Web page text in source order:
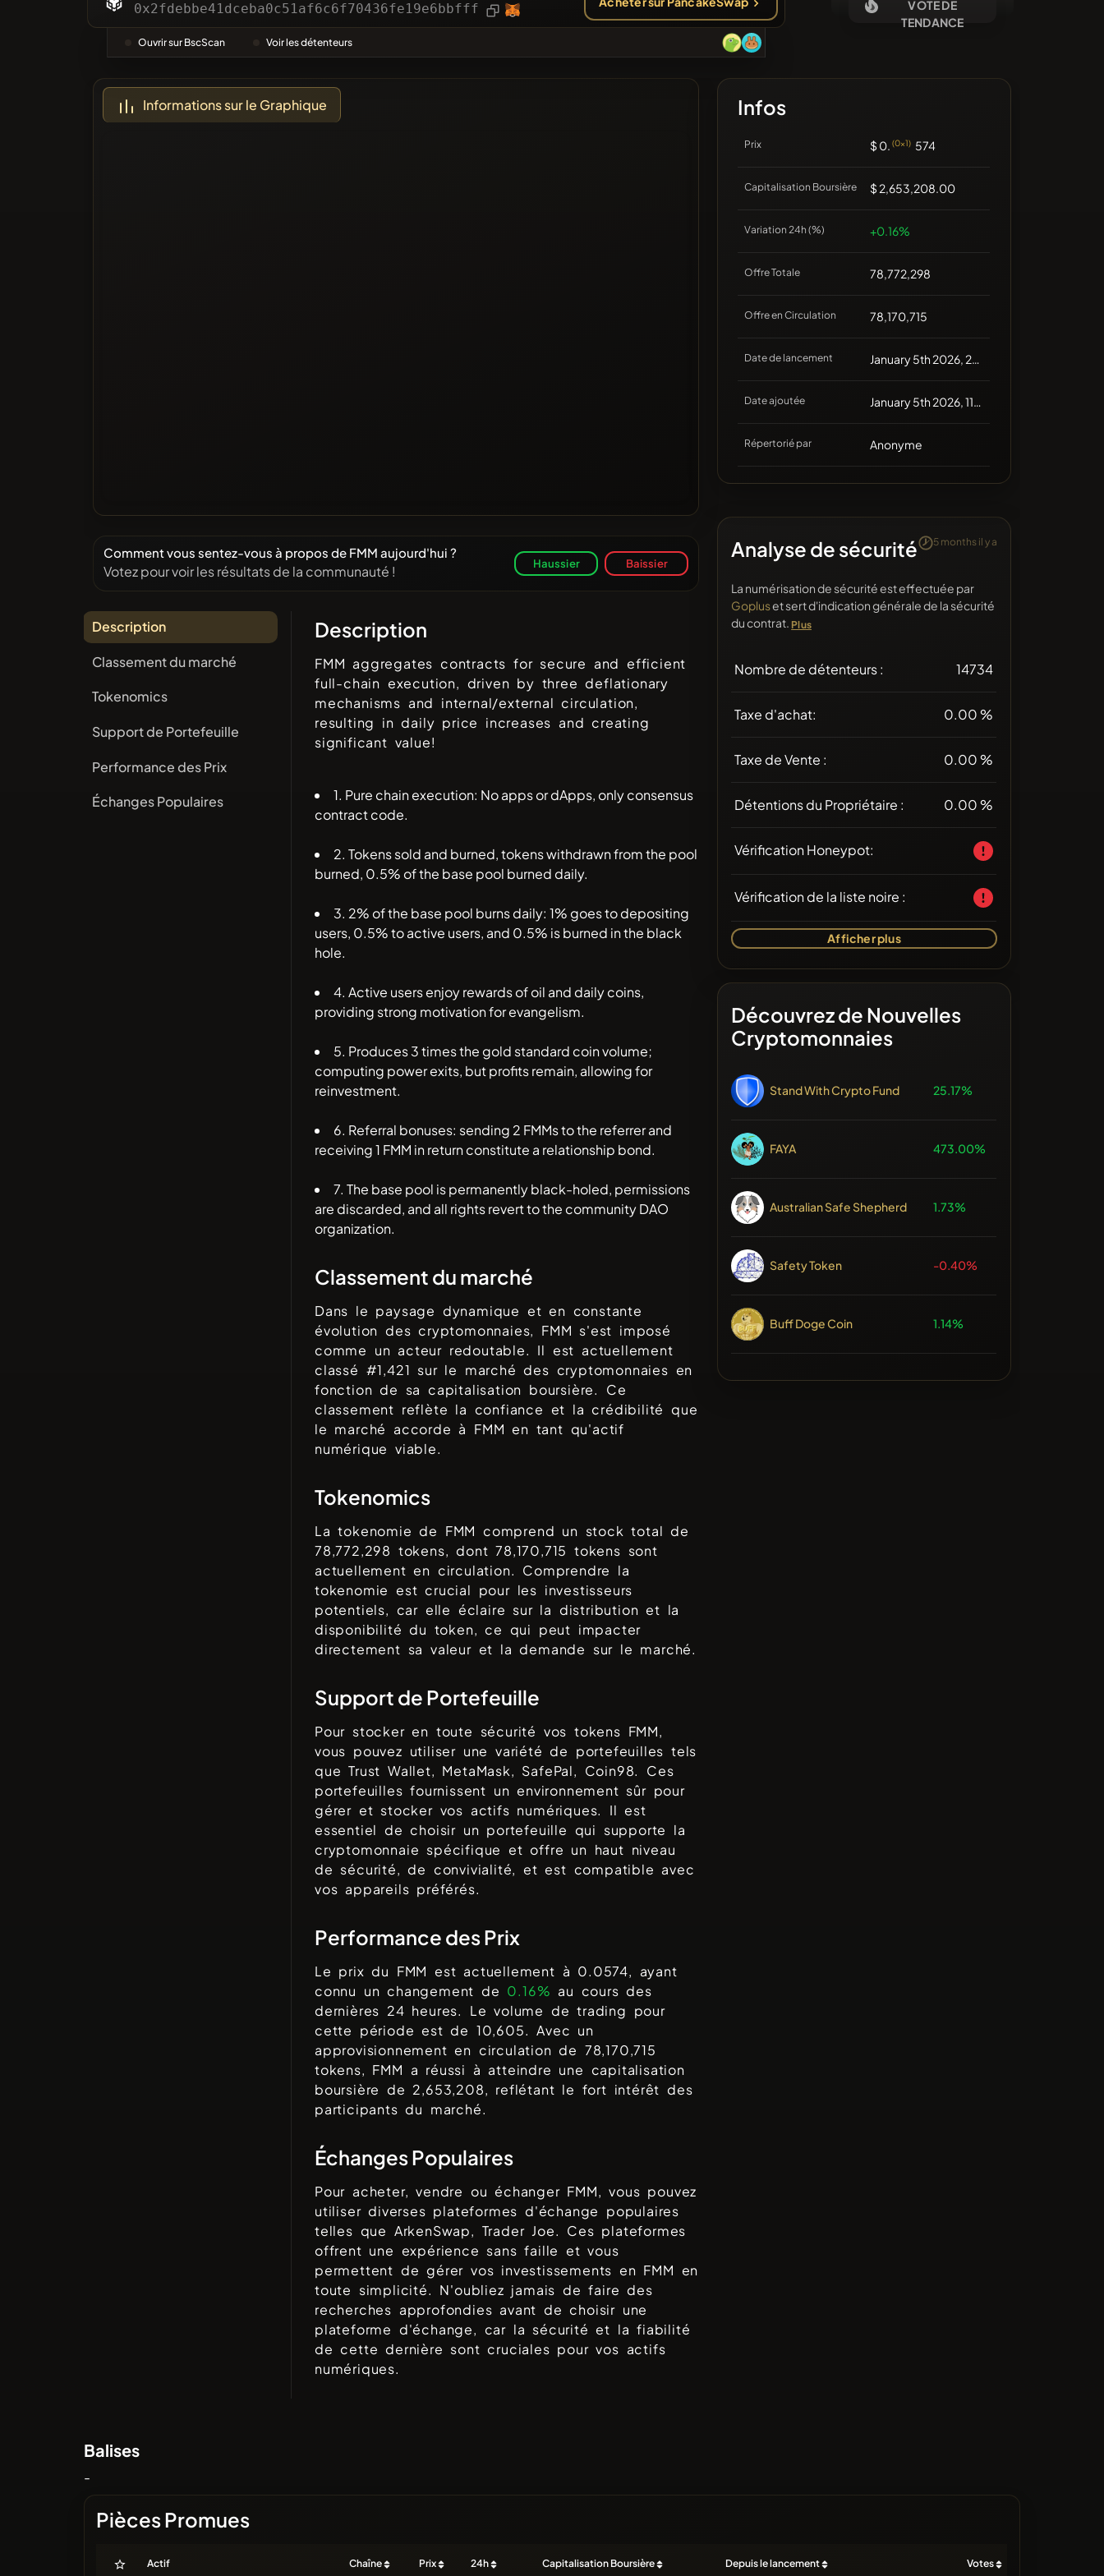
Catégories
Le Plus Voté
Sur liste noire
Article ❌Aucune pièce récente
0x2fdebbe41dceba0c51af6c6f70436fe19e6bbfff
Ouvrir sur BscScan Voir les détenteurs
VOTE DE
TENDANCE
Informations sur le Graphique
Comment vous sentez-vous à propos de FMM aujourd'hui ?
Votez pour voir les résultats de la communauté ! Haussier Baissier
Description
Classement du marché
Tokenomics
Support de Portefeuille
Performance des Prix
Échanges Populaires
Description
FMM aggregates contracts for secure and efficient
full-chain execution, driven by three deflationary
mechanisms and internal/external circulation,
resulting in daily price increases and creating
significant value!
1. Pure chain execution: No apps or dApps, only consensus
contract code.
2. Tokens sold and burned, tokens withdrawn from the pool
burned, 0.5% of the base pool burned daily.
3. 2% of the base pool burns daily: 1% goes to depositing
users, 0.5% to active users, and 0.5% is burned in the black
hole.
4. Active users enjoy rewards of oil and daily coins,
providing strong motivation for evangelism.
5. Produces 3 times the gold standard coin volume;
computing power exits, but profits remain, allowing for
reinvestment.
6. Referral bonuses: sending 2 FMMs to the referrer and
receiving 1 FMM in return constitute a relationship bond.
7. The base pool is permanently black-holed, permissions
are discarded, and all rights revert to the community DAO
organization.
Classement du marché
Dans le paysage dynamique et en constante
évolution des cryptomonnaies, FMM s'est imposé
comme un acteur redoutable. Il est actuellement
classé #1,421 sur le marché des cryptomonnaies en
fonction de sa capitalisation boursière. Ce
classement reflète la confiance et la crédibilité que
le marché accorde à FMM en tant qu'actif
numérique viable.
Tokenomics
La tokenomie de FMM comprend un stock total de
78,772,298 tokens, dont78,170,715 tokens sont
actuellement en circulation. Comprendre la
tokenomie est crucial pour les investisseurs
potentiels, car elle éclaire sur la distribution et la
disponibilité du token, ce qui peut impacter
directement sa valeur et la demande sur le marché.
Support de Portefeuille
Pour stocker en toute sécurité vos tokens FMM,
vous pouvez utiliser une variété de portefeuilles tels
queTrust Wallet, MetaMask, SafePal, Coin98. Ces
portefeuilles fournissent un environnement sûr pour
gérer et stocker vos actifs numériques. Il est
essentiel de choisir un portefeuille qui supporte la
cryptomonnaie spécifique et offre un haut niveau
de sécurité, de convivialité, et est compatible avec
vos appareils préférés.
Performance des Prix
Le prix du FMM est actuellement à 0.0574, ayant
connu un changement de 0.16% au cours des
dernières 24 heures. Le volume de trading pour
cette période est de 10,605. Avec un
approvisionnement en circulation de 78,170,715
tokens, FMM a réussi à atteindre une capitalisation
boursière de 2,653,208, reflétant le fort intérêt des
participants du marché.
Échanges Populaires
Pour acheter, vendre ou échanger FMM, vous pouvez
utiliser diverses plateformes d'échange populaires
telles que ArkenSwap, Trader Joe. Ces plateformes
offrent une expérience sans faille et vous
permettent de gérer vos investissements en FMM en
toute simplicité. N'oubliez jamais de faire des
recherches approfondies avant de choisir une
plateforme d'échange, car la sécurité et la fiabilité
de cette dernière sont cruciales pour vos actifs
numériques.
Infos
Prix $ 0. (0x1) 574
Capitalisation Boursière $ 2,653,208.00
Variation 24h (%) +0.16%
Offre Totale 78,772,298
Offre en Circulation 78,170,715
Date de lancement January 5th 2026, 20:00
Date ajoutée January 5th 2026, 11:01
Répertorié par Anonyme
Analyse de sécurité 5 months il y a
La numérisation de sécurité est effectuée par
Gopluset sert d'indication générale de la sécurité
du contrat. Plus
Nombre de détenteurs : 14734
Taxe d'achat: 0.00 %
Taxe de Vente : 0.00 %
Détentions du Propriétaire : 0.00 %
Vérification Honeypot:
Vérification de la liste noire :
Afficher plus
Découvrez de Nouvelles
Cryptomonnaies
Stand With Crypto Fund 25.17%
FAYA 473.00%
Australian Safe Shepherd 1.73%
Safety Token -0.40%
Buff Doge Coin 1.14%
Balises
-
Pièces Promues
Actif Chaîne Prix 24h Capitalisation Boursière Depuis le lancement Votes